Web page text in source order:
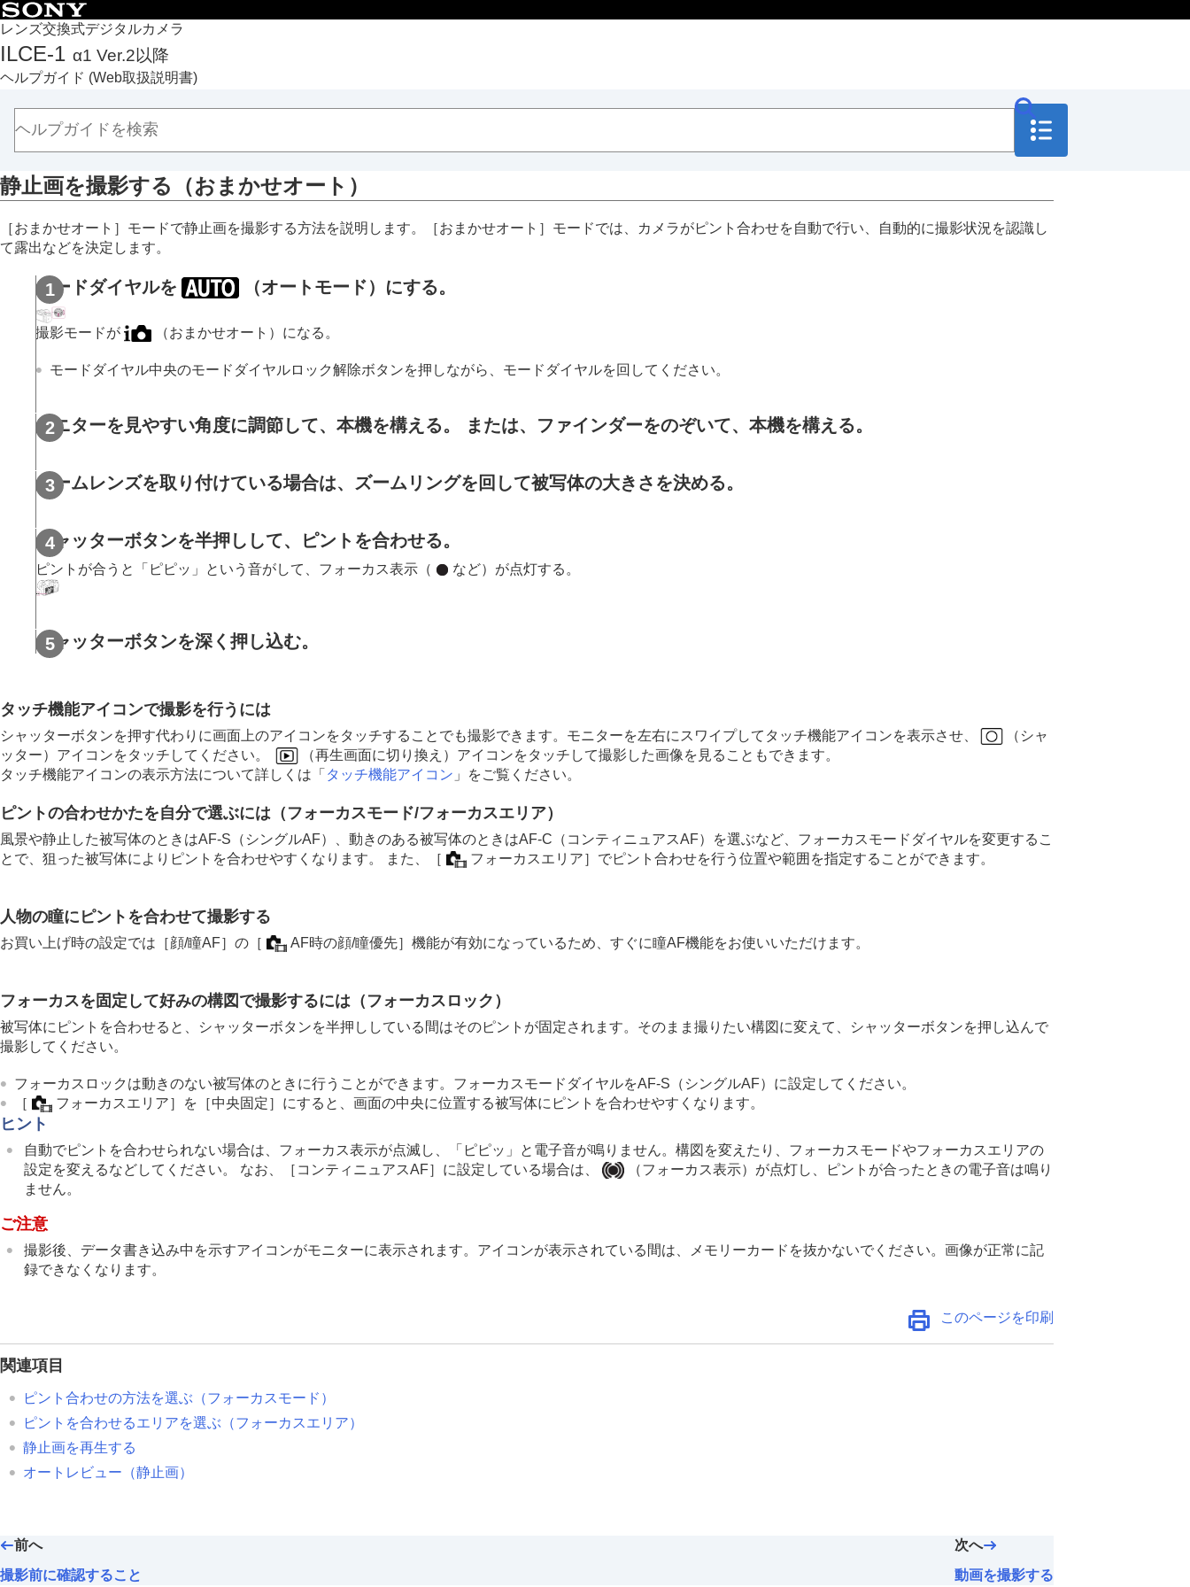
レンズ交換式デジタルカメラ
ILCE-1 α1 Ver.2以降
ヘルプガイド (Web取扱説明書)
トップページ
ヘルプガイドの使いかた
必ずお読みください
本体と付属品を確認する
本機の基本操作
充電する
外部電源でカメラを使う
使用できるメモリーカード
レンズを取り付ける/取りはずす
基本的な撮影
静止画を撮影する（おまかせオート）
MENU一覧から機能を探す
撮影機能を活用する
カメラをカスタマイズする
再生する
カメラの設定を変更する
スマートフォンでできること
クラウドサービスを利用する
静止画を撮影する（おまかせオート）
［おまかせオート］ モードで静止画を撮影する方法を説明します。 ［おまかせオート］ モードでは、カメラがピント合わせを自動で行い、自動的に撮影状況を認識し
て露出などを決定します。
モードダイヤルを （オートモード）にする。
撮影モードが （おまかせオート ）になる。
モードダイヤル中央のモードダイヤルロック解除ボタンを押しながら、モードダイヤルを回してください。
モニターを見やすい角度に調節して、本機を構える。 または、ファインダーをのぞいて、本機を構える。
ズームレンズを取り付けている場合は、ズームリングを回して被写体の大きさを決める。
シャッターボタンを半押しして、ピントを合わせる。
ピントが合うと「ピピッ」という音がして、フォーカス表示（ など）が点灯する。
シャッターボタンを深く押し込む。
タッチ機能アイコンで撮影を行うには
シャッターボタンを押す代わりに画面上のアイコンをタッチすることでも撮影できます。モニターを左右にスワイプしてタッチ機能アイコンを表示させ、
（シャ
ッター）アイコンをタッチしてください。
（再生画面に切り換え）アイコンをタッチして撮影した画像を見ることもできます。
タッチ機能アイコンの表示方法について詳しくは「 タッチ機能アイコン 」をご覧ください。
ピントの合わせかたを自分で選ぶには（フォーカスモード/フォーカスエリア）
風景や静止した被写体のときはAF-S（ シングルAF）、動きのある被写体のときはAF-C（ コンティニュアスAF）を選ぶなど、フォーカスモードダイヤルを変更するこ
とで、狙った被写体によりピントを合わせやすくなります。 また、
［ フォーカスエリア］ でピント合わせを行う位置や範囲を指定することができます。
人物の瞳にピントを合わせて撮影する
お買い上げ時の設定では ［顔/瞳AF］ の ［ AF時の顔/瞳優先］機能が有効になっているため、すぐに瞳AF機能をお使いいただけます。
フォーカスを固定して好みの構図で撮影するには（フォーカスロック）
被写体にピントを合わせると、シャッターボタンを半押ししている間はそのピントが固定されます。そのまま撮りたい構図に変えて、シャッターボタンを押し込んで
撮影してください。
フォーカスロックは動きのない被写体のときに行うことができます。フォーカスモードダイヤルをAF-S（ シングルAF）に設定してください。
［
フォーカスエリア］ を ［中央固定］ にすると、画面の中央に位置する被写体にピントを合わせやすくなります。
ヒント
自動でピントを合わせられない場合は、フォーカス表示が点滅し、「ピピッ」と電子音が鳴りません。構図を変えたり、フォーカスモードやフォーカスエリアの
設定を変えるなどしてください。 なお、
［コンティニュアスAF］ に設定している場合は、
（フォーカス表示）が点灯し、ピントが合ったときの電子音は鳴り
ません。
ご注意
撮影後、データ書き込み中を示すアイコンがモニターに表示されます。アイコンが表示されている間は、メモリーカードを抜かないでください。画像が正常に記
録できなくなります。
このページを印刷
関連項目
ピント合わせの方法を選ぶ（フォーカスモード ）
ピントを合わせるエリアを選ぶ（フォーカスエリア）
静止画を再生する
オートレビュー （静止画）
前へ
撮影前に確認すること
次へ
動画を撮影する